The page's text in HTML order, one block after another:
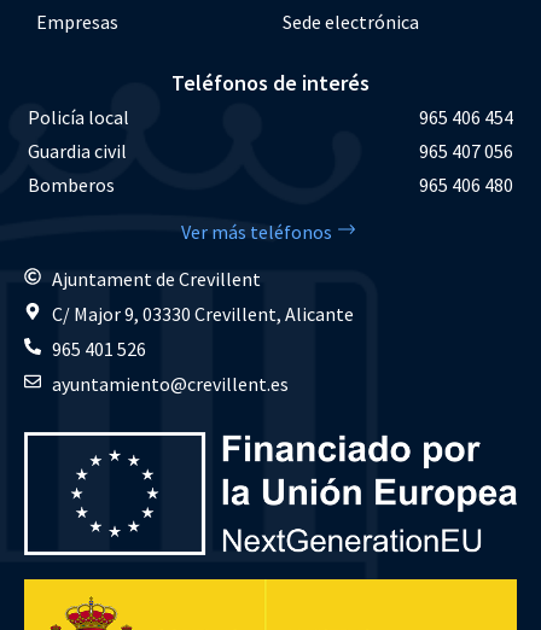
Empresas
Sede electrónica
Teléfonos de interés
Policía local
965 406 454
Guardia civil
965 407 056
Bomberos
965 406 480
Ver más teléfonos
Ajuntament de Crevillent
C/ Major 9, 03330 Crevillent, Alicante
965 401 526
ayuntamiento@crevillent.es